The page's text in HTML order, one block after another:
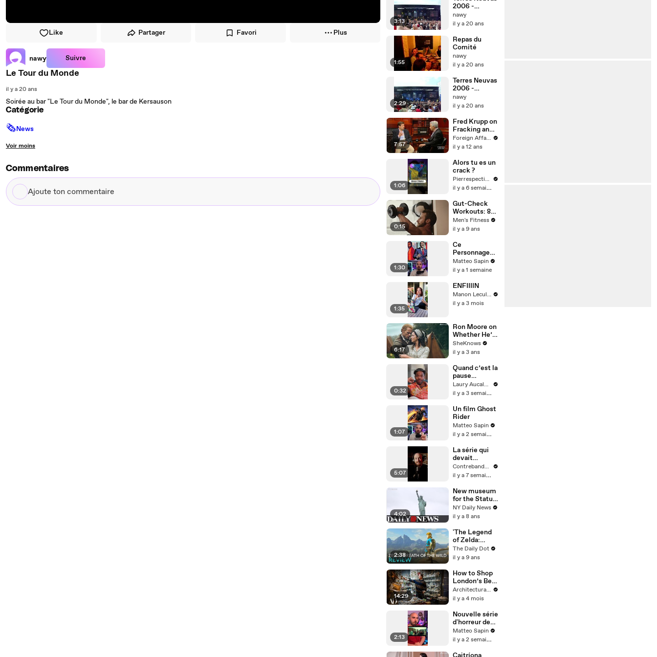
Like Partager Favori Plus
nawy Suivre
Le Tour du Monde
il y a 20 ans
Soirée au bar "Le Tour du Monde", le bar de Kersauson
Catégorie
🗞News
Voir moins
Commentaires
Ajoute
ton
3:13
2006 -
Patrice
nawy
il y a 20 ans
1:55
Repas du
Comité
nawy
il y a 20 ans
2:29
Terres Neuvas
2006 -
Patrice
nawy
il y a 20 ans
7:57
Fred Krupp on
Fracking and
the
Environment
Foreign Affairs
il y a 12 ans
1:06
Alors tu es un
crack ?
Pierrespectives
il y a 6 semaines
0:15
Gut-Check
Workouts: 8
quick routines
to fight
Men's Fitness
il y a 9 ans
1:30
Ce
Personnage
de Spider-
man va
important
Matteo Sapin
il y a 1 semaine
1:35
ENFIIIIN
Manon Leculnu
il y a 3 mois
6:17
Ron Moore on
Whether He’ll
Return For
the End of
SheKnows
il y a 3 ans
0:32
Quand c’est la
pause
fraîcheur Laury Aucalme
il y a 3 semaines
1:07
Un film Ghost
Rider
Matteo Sapin
il y a 2 semaines
5:07
La série qui
devait
succéder à
Game of
Contrebande Films
il y a 7 semaines
4:02
New museum
for the Statue
of Liberty
NY Daily News
il y a 8 ans
2:38
'The Legend
of Zelda:
Breath of the
Wild' review
The Daily Dot
il y a 9 ans
14:29
How to Shop
London’s Best
Antiques
Markets Like
Architectural Digest
il y a 4 mois
2:13
Nouvelle série
d'horreur de
Netflix
Matteo Sapin
il y a 2 semaines